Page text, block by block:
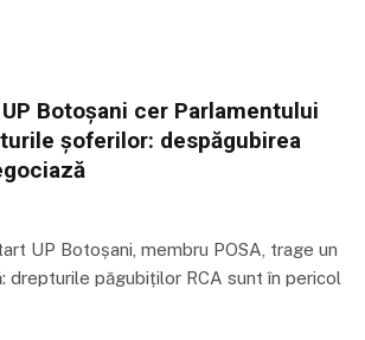
Botoșani cer Parlamentului
șoferilor: despăgubirea
UP Botoșani, membru POSA, trage un
drepturile păgubiților RCA sunt în pericol